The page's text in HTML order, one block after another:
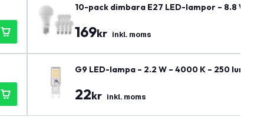
10-pack dimbara E27 LED-lampor – 8.8 W –
169kr inkl. moms
G9 LED-lampa – 2.2 W – 4000 K – 250 lumen
22kr inkl. moms